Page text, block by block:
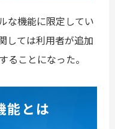
な機能に限定してい
しては利用者が追加
ることになった。
能とは